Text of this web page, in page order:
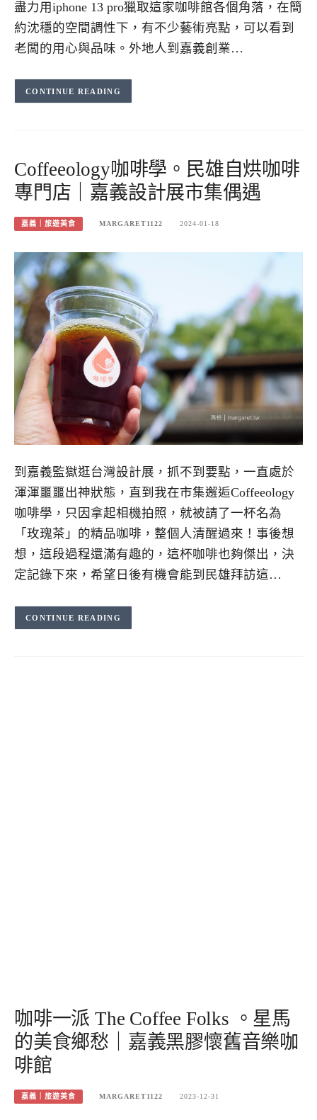
盡力用iphone 13 pro獵取這家咖啡館各個角落，在簡
約沈穩的空間調性下，有不少藝術亮點，可以看到
老闆的用心與品味。外地人到嘉義創業…
CONTINUE READING
Coffeeology咖啡學。民雄自烘咖啡
專門店｜嘉義設計展市集偶遇
嘉義｜旅遊美食 MARGARET1122 2024-01-18
到嘉義監獄逛台灣設計展，抓不到要點，一直處於
渾渾噩噩出神狀態，直到我在市集邂逅Coffeeology
咖啡學，只因拿起相機拍照，就被請了一杯名為
「玫瑰茶」的精品咖啡，整個人清醒過來！事後想
想，這段過程還滿有趣的，這杯咖啡也夠傑出，決
定記錄下來，希望日後有機會能到民雄拜訪這…
CONTINUE READING
咖啡一派 The Coffee Folks 。星馬
的美食鄉愁｜嘉義黑膠懷舊音樂咖
啡館
嘉義｜旅遊美食 MARGARET1122 2023-12-31